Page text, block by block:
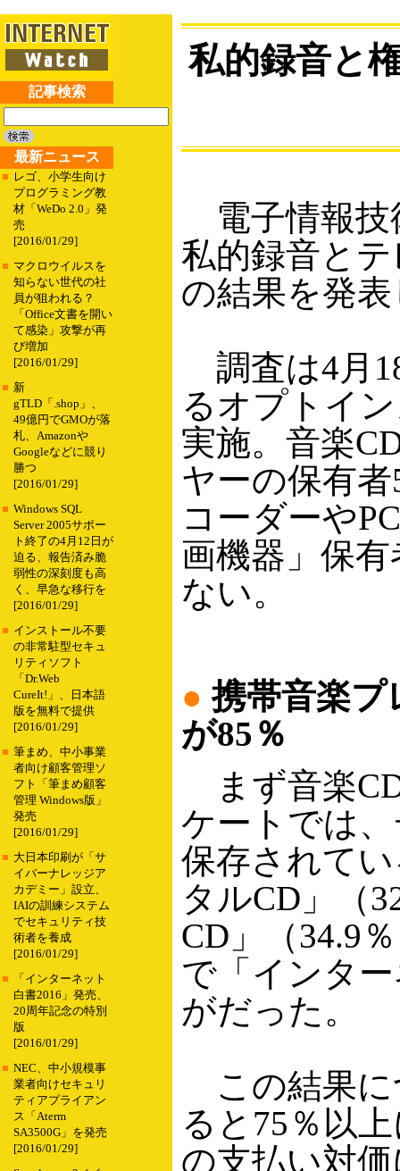
記事検索
最新ニュース
■ レゴ、小学生向け
プログラミング教
材「WeDo 2.0」発
売
[2016/01/29]
■ マクロウイルスを
知らない世代の社
員が狙われる？
「Office文書を開い
て感染」攻撃が再
び増加
[2016/01/29]
■ 新
gTLD「.shop」、
49億円でGMOが落
札、Amazonや
Googleなどに競り
勝つ
[2016/01/29]
■ Windows SQL
Server 2005サポー
ト終了の4月12日が
迫る、報告済み脆
弱性の深刻度も高
く、早急な移行を
[2016/01/29]
■ インストール不要
の非常駐型セキュ
リティソフト
「Dr.Web
CureIt!」、日本語
版を無料で提供
[2016/01/29]
■ 筆まめ、中小事業
者向け顧客管理ソ
フト「筆まめ顧客
管理 Windows版」
発売
[2016/01/29]
■ 大日本印刷が「サ
イバーナレッジア
カデミー」設立、
IAIの訓練システム
でセキュリティ技
術者を養成
[2016/01/29]
■
「インターネット
白書2016」発売、
20周年記念の特別
版
[2016/01/29]
■ NEC、中小規模事
業者向けセキュリ
ティアプライアン
ス「Aterm
SA3500G」を発売
[2016/01/29]
私的録音と
電子情報技
私的録音と
の結果を発
調査は4月
るオプトイ
実施。音楽
ヤーの保有
コーダーや
画機器」保
ない。
● 携帯音楽プ
が85％
まず音楽
ケートでは
保存されて
タルCD」（
CD」（34.9
で「インタ
がだった。
この結果に
ると75％以
の支払い対